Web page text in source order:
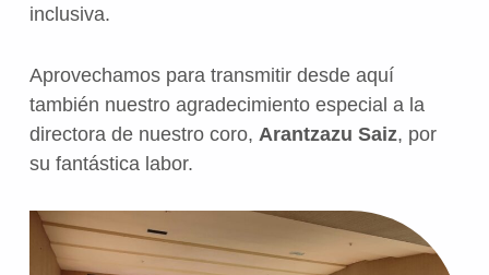
inclusiva.
Aprovechamos para transmitir desde aquí
también nuestro agradecimiento especial a la
directora de nuestro coro, Arantzazu Saiz, por
su fantástica labor.